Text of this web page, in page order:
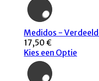
Medidos -
17,50 €
Kies een Optie